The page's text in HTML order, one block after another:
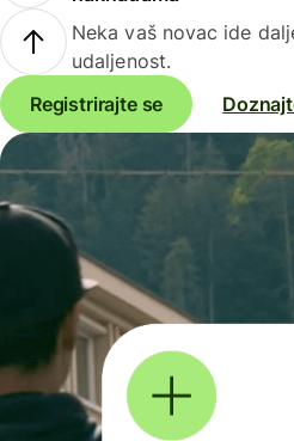
Neka vaš novac ide
udaljenost.
Registrirajte se